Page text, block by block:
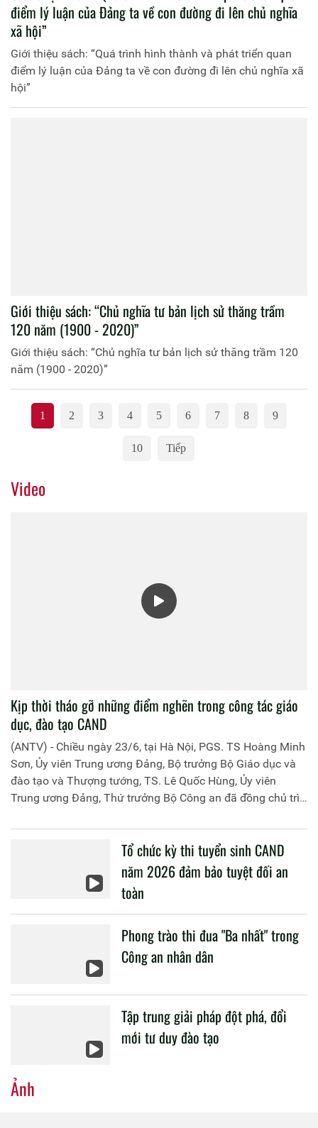
điểm lý luận của Đảng ta về con đường đi lên chủ nghĩa
xã hội”
Giới thiệu sách: “Quá trình hình thành và phát triển quan
điểm lý luận của Đảng ta về con đường đi lên chủ nghĩa xã
hội”
Giới thiệu sách: “Chủ nghĩa tư bản lịch sử thăng trầm
120 năm (1900 - 2020)”
Giới thiệu sách: “Chủ nghĩa tư bản lịch sử thăng trầm 120
năm (1900 - 2020)”
1 2 3 4 5 6 7 8 9
10 Tiếp
Video
Kịp thời tháo gỡ những điểm nghẽn trong công tác giáo
dục, đào tạo CAND
(ANTV) - Chiều ngày 23/6, tại Hà Nội, PGS. TS Hoàng Minh
Sơn, Ủy viên Trung ương Đảng, Bộ trưởng Bộ Giáo dục và
đào tạo và Thượng tướng, TS. Lê Quốc Hùng, Ủy viên
Trung ương Đảng, Thứ trưởng Bộ Công an đã đồng chủ trì
liên quan đến công tác giáo dục và đào tạo của lực lượng
Tổ chức kỳ thi tuyển sinh CAND
năm 2026 đảm bảo tuyệt đối an
toàn
Phong trào thi đua "Ba nhất" trong
Công an nhân dân
Tập trung giải pháp đột phá, đổi
mới tư duy đào tạo
Ảnh